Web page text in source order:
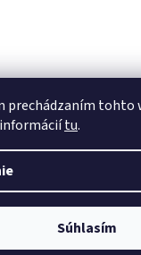
prechádzaním tohto
informáciítu.
Súhlasím